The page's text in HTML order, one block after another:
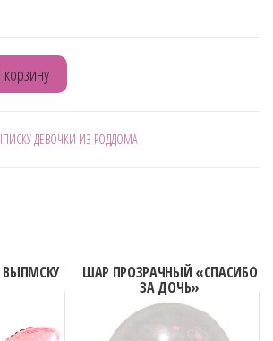
корзину
ДЕВОЧКИ ИЗ РОДДОМА
ВЫПМСКУ ШАР ПРОЗРАЧНЫЙ «СПАСИБО
ЗА ДОЧЬ»